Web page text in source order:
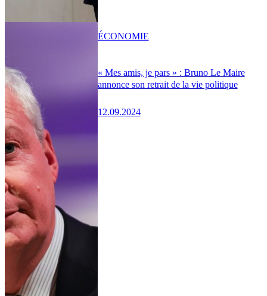
« Mes amis, je pars » : Bruno Le Maire
annonce son retrait de la vie politique
12.09.2024
ÉCONOMIE